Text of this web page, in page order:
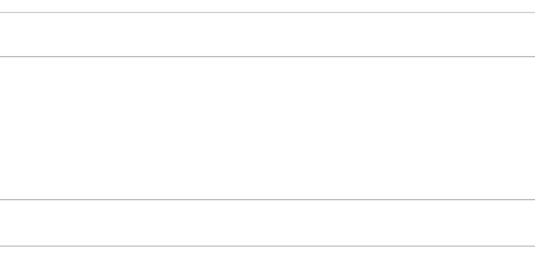
forma de aprender